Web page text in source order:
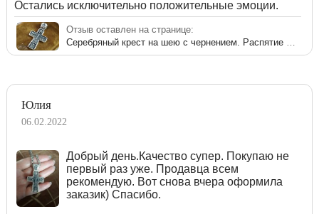
Остались исключительно положительные эмоции.
Отзыв оставлен на странице:
Юлия
06.02.2022
Добрый день.Качество супер. Покупаю не
первый раз уже. Продавца всем
рекомендую. Вот снова вчера оформила
заказик) Спасибо.